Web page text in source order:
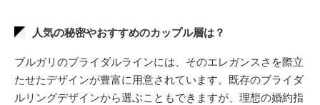
人気の秘密やおすすめのカップル層は？
ブルガリのブライダルラインには、そのエレガンスさを際立
たせたデザインが豊富に用意されています。既存のブライダ
ルリングデザインから選ぶこともできますが、理想の婚約指